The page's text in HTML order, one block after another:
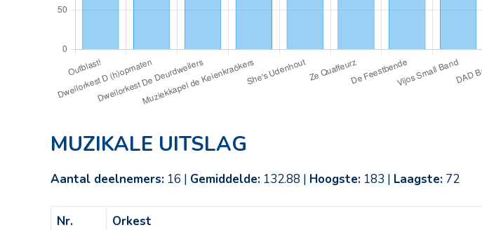
MUZIKALE UITSLAG
Aantal deelnemers: 16 | Gemiddelde: 132.88 | Hoogste: 183 | Laagste: 72
Nr. Orkest